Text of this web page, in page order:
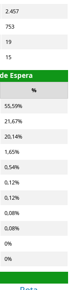
2.457
753
19
15
Espera
%
55,59%
21,67%
20,14%
1,65%
0,54%
0,12%
0,12%
0,08%
0,08%
0%
0%